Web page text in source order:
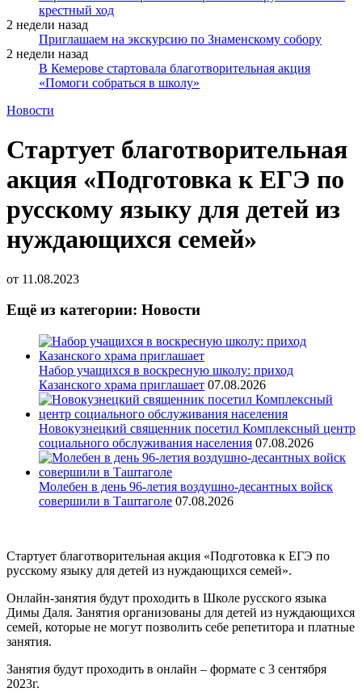
крестный ход
2 недели назад
Приглашаем на экскурсию по Знаменскому собору
2 недели назад
В Кемерове стартовала благотворительная акция
«Помоги собраться в школу»
Новости
Стартует благотворительная
акция «Подготовка к ЕГЭ по
русскому языку для детей из
нуждающихся семей»
от 11.08.2023
Ещё из категории: Новости
Набор учащихся в воскресную школу: приход
Казанского храма приглашает 07.08.2026
Новокузнецкий священник посетил Комплексный центр
социального обслуживания населения 07.08.2026
Молебен в день 96-летия воздушно-десантных войск
совершили в Таштаголе 07.08.2026
Стартует благотворительная акция «Подготовка к ЕГЭ по
русскому языку для детей из нуждающихся семей».
Онлайн-занятия будут проходить в Школе русского языка
Димы Даля. Занятия организованы для детей из нуждающихся
семей, которые не могут позволить себе репетитора и платные
занятия.
Занятия будут проходить в онлайн – формате с 3 сентября
2023г.